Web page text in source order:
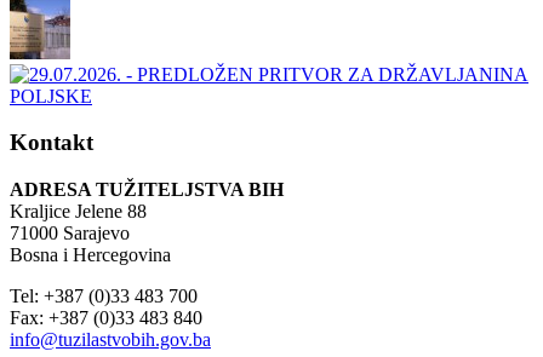
Kontakt
ADRESA TUŽITELJSTVA BIH
Kraljice Jelene 88
71000 Sarajevo
Bosna i Hercegovina
Tel: +387 (0)33 483 700
Fax: +387 (0)33 483 840
info@tuzilastvobih.gov.ba